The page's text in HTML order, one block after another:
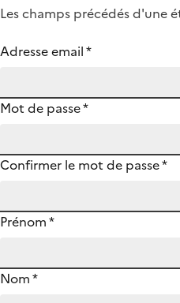
Les champs précédés d'une
Adresse email*
Mot de passe*
Confirmer le mot de passe*
Prénom*
Nom*